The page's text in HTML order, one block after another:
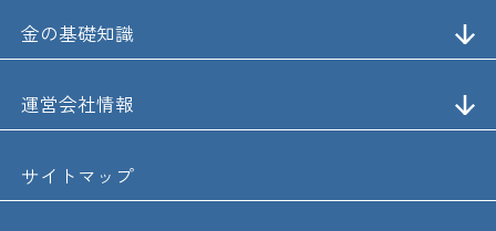
金の基礎知識
運営会社情報
サイトマップ